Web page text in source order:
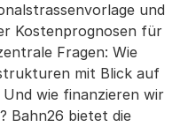
und
Kostenprognosen für
Fragen: Wie
mit Blick auf
wie finanzieren wir
Bahn26 bietet die